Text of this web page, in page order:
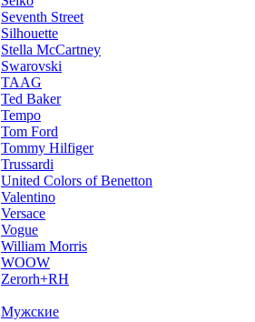
Seventh Street
Silhouette
Stella McCartney
Swarovski
TAAG
Ted Baker
Tempo
Tom Ford
Tommy Hilfiger
Trussardi
United Colors of Benetton
Valentino
Versace
Vogue
William Morris
WOOW
Zerorh+RH
Мужские